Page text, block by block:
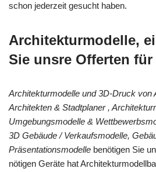
schon jederzeit gesucht haben.
Architekturmodelle,
Sie unsre Offerten für
Architekturmodelle und 3D-Druck von
Architekten & Stadtplaner ,
Umgebungsmodelle &
3D Gebäude / Verkaufsmodelle,
Präsentationsmodelle benötigen Sie
nötigen Geräte hat